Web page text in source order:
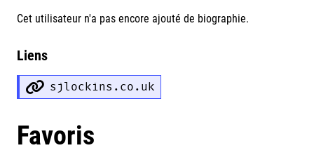
Cet utilisateur n'a pas encore ajouté de biographie.
Liens
sjlockins.co.uk
Favoris